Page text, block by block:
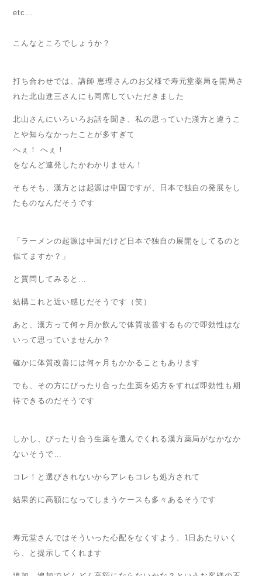
etc…
こんなところでしょうか？
打ち合わせでは、講師 恵理さんのお父様で寿元堂薬局を開局さ
れた北山進三さんにも同席していただきました
北山さんにいろいろお話を聞き、私の思っていた漢方と違うこ
とや知らなかったことが多すぎて
へぇ！ へぇ！
をなんど連発したかわかりません！
そもそも、漢方とは起源は中国ですが、日本で独自の発展をし
たものなんだそうです
「ラーメンの起源は中国だけど日本で独自の展開をしてるのと
似てますか？」
と質問してみると…
結構これと近い感じだそうです（笑）
あと、漢方って何ヶ月か飲んで体質改善するもので即効性はな
いって思っていませんか？
確かに体質改善には何ヶ月もかかることもあります
でも、その方にぴったり合った生薬を処方をすれば即効性も期
待できるのだそうです
しかし、ぴったり合う生薬を選んでくれる漢方薬局がなかなか
ないそうで…
コレ！と選びきれないからアレもコレも処方されて
結果的に高額になってしまうケースも多々あるそうです
寿元堂さんではそういった心配をなくすよう、1日あたりいく
ら、と提示してくれます